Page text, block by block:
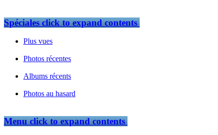
Spécialesclick to expand contents
Plus vues
Photos récentes
Albums récents
Photos au hasard
Menuclick to expand contents